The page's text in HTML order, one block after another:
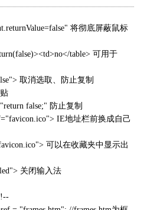
将彻底屏蔽鼠标
table> 可用于
取消选取、防止复制
false;" 防止复制
IE地址栏前换成自己
可以在收藏夹中显示出
关闭输入法